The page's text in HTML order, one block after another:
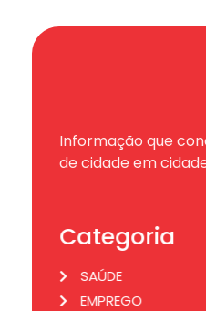
Informação que
de cidade em
Categoria
SAÚDE
EMPREGO